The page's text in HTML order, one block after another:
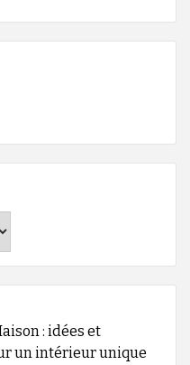
: idées et
un intérieur unique